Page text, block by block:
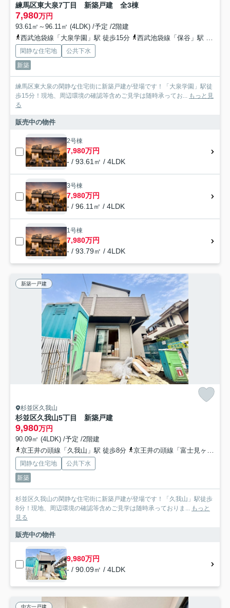
練馬区東大泉7丁目 新築戸建 全3棟
7,980万円
93.61㎡～96.11㎡ (4LDK) /予定 /2階建
西武池袋線「大泉学園」駅 徒歩15分
西武池袋線「保谷」駅 徒歩17分
閑静な住宅地
公共下水
新築
練馬区東大泉の閑静な住宅街に新築戸建が登場です！「大泉学園」駅徒
歩15分！現地、周辺環境の確認等含めご見学は随時承ってお... もっと見
る
販売中の物件
2号棟
7,980万円
- / 93.61㎡ / 4LDK
3号棟
7,980万円
- / 96.11㎡ / 4LDK
1号棟
7,980万円
- / 93.79㎡ / 4LDK
新築一戸建
杉並区久我山
杉並区久我山5丁目 新築戸建
9,980万円
90.09㎡ (4LDK) /予定 /2階建
京王井の頭線「久我山」駅 徒歩8分
京王井の頭線「富士見ヶ丘」駅 徒歩11分
閑静な住宅地
公共下水
新築
杉並区久我山の閑静な住宅街に新築戸建が登場です！「久我山」駅徒歩
8分！現地、周辺環境の確認等含めご見学は随時承っておりま... もっと
見る
販売中の物件
9,980万円
- / 90.09㎡ / 4LDK
中古一戸建